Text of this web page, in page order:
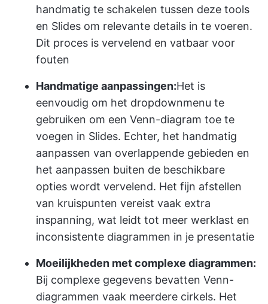
handmatig te schakelen tussen deze tools
en Slides om relevante details in te voeren.
Dit proces is vervelend en vatbaar voor
fouten
Handmatige aanpassingen:Het is
eenvoudig om het dropdownmenu te
gebruiken om een Venn-diagram toe te
voegen in Slides. Echter, het handmatig
aanpassen van overlappende gebieden en
het aanpassen buiten de beschikbare
opties wordt vervelend. Het fijn afstellen
van kruispunten vereist vaak extra
inspanning, wat leidt tot meer werklast en
inconsistente diagrammen in je presentatie
Moeilijkheden met complexe diagrammen:
Bij complexe gegevens bevatten Venn-
diagrammen vaak meerdere cirkels. Het